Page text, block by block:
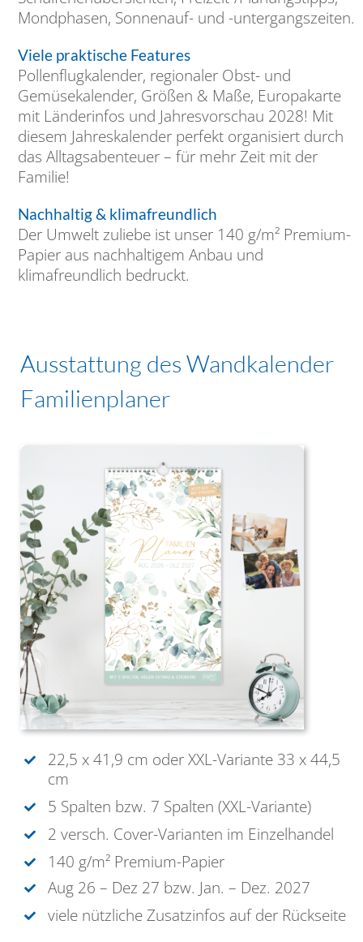
Mondphasen, Sonnenauf- und -untergangszeiten.
Viele praktische Features
Pollenflugkalender, regionaler Obst- und
Gemüsekalender, Größen & Maße, Europakarte
mit Länderinfos und Jahresvorschau 2028! Mit
diesem Jahreskalender perfekt organisiert durch
das Alltagsabenteuer – für mehr Zeit mit der
Familie!
Nachhaltig & klimafreundlich
Der Umwelt zuliebe ist unser 140 g/m² Premium-
Papier aus nachhaltigem Anbau und
klimafreundlich bedruckt.
Ausstattung des Wandkalender
Familienplaner
22,5 x 41,9 cm oder XXL-Variante 33 x 44,5
cm
5 Spalten bzw. 7 Spalten (XXL-Variante)
2 versch. Cover-Varianten im Einzelhandel
140 g/m² Premium-Papier
Aug 26 – Dez 27 bzw. Jan. – Dez. 2027
viele nützliche Zusatzinfos auf der Rückseite